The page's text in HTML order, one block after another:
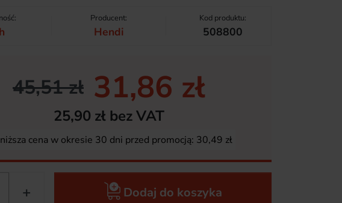
Producent:
Hendi
Kod produktu:
508800
45,51 zł 31,86 zł
25,90 zł bez VAT
cena w okresie 30 dni przed promocją: 30,49 zł
+ Dodaj do koszyka